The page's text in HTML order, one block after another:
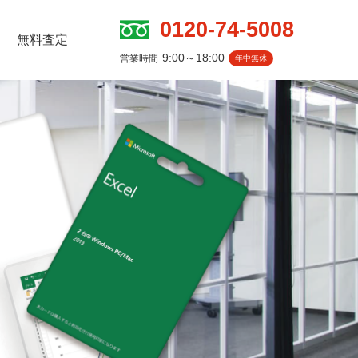
0120-74-5008
営業時間 9:00～18:00 年中無休
無料査定